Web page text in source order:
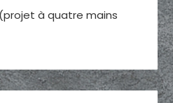
(projet à quatre mains